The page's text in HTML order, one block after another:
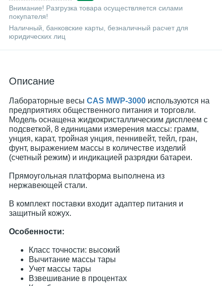
Внимание! Разгрузка товара осуществляется силами
покупателя!
Наличный, банковские карты, безналичный расчет для
юридических лиц
Описание
Лабораторные весы CAS MWP-3000 используются на
предприятиях общественного питания и торговли.
Модель оснащена жидкокристаллическим дисплеем с
подсветкой, 8 единицами измерения массы: грамм,
унция, карат, тройная унция, пеннивейт, тейл, гран,
фунт, выражением массы в количестве изделий
(счетный режим) и индикацией разрядки батареи.
Прямоугольная платформа выполнена из
нержавеющей стали.
В комплект поставки входит адаптер питания и
защитный кожух.
Особенности:
Класс точности: высокий
Вычитание массы тары
Учет массы тары
Взвешивание в процентах